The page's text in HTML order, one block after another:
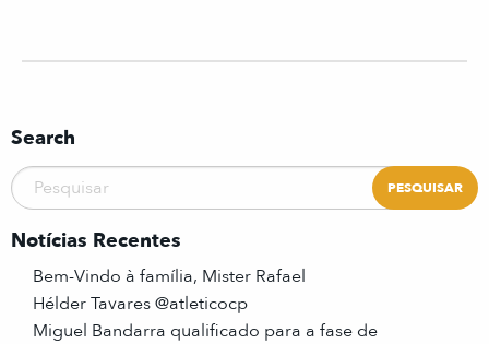
Search
Notícias Recentes
Bem-Vindo à família, Mister Rafael
Hélder Tavares @atleticocp
Miguel Bandarra qualificado para a fase de